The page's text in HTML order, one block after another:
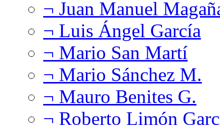
¬ Juan Manuel
¬ Luis Ángel García
¬ Mario San Martí
¬ Mario Sánchez M.
¬ Mauro Benites G.
¬ Roberto Limón